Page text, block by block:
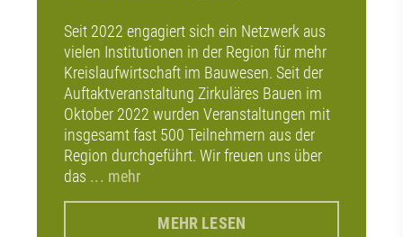
Seit 2022 engagiert sich ein Netzwerk aus
vielen Institutionen in der Region für mehr
Kreislaufwirtschaft im Bauwesen. Seit der
Auftaktveranstaltung Zirkuläres Bauen im
Oktober 2022 wurden Veranstaltungen mit
insgesamt fast 500 Teilnehmern aus der
Region durchgeführt. Wir freuen uns über
das ... mehr
MEHR LESEN